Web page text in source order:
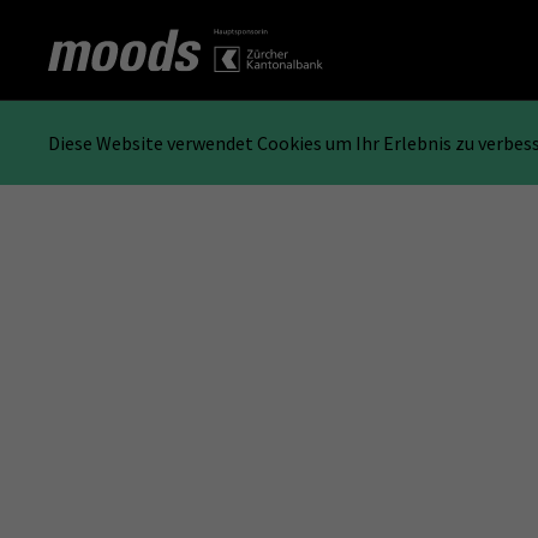
Diese Website verwendet Cookies um Ihr Erlebnis zu